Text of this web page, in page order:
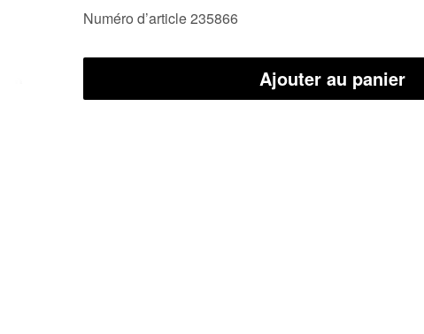
Numéro d’article 235866
Ajouter au panier